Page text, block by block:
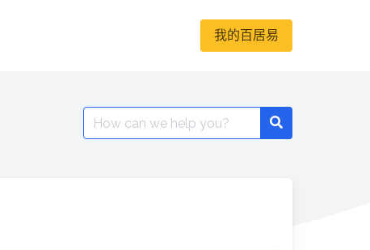
我的百居易
Search
for: